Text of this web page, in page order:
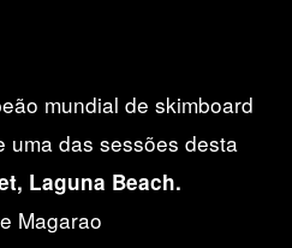
mundial de skimboard
uma das sessões desta
Laguna Beach.
Magarao